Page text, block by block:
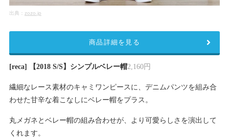
出典： zozo.jp
[reca] 【2018 S/S】シンプルベレー帽2,160円
繊細なレース素材のキャミワンピースに、デニムパンツを組み合
わせた甘辛な着こなしにベレー帽をプラス。
丸メガネとベレー帽の組み合わせが、より可愛らしさを演出して
くれます。
商品詳細を見る